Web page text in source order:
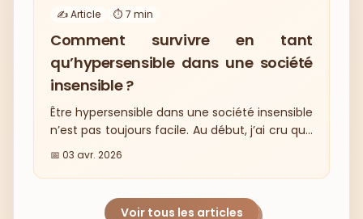
mettre des mots sur ce que je ressens face
aux normes et aux attentes des autres.
✍️ Article ⏱️ 7 min
Comment survivre en tant
qu’hypersensible dans une société
insensible ?
Être hypersensible dans une société insensible
n’est pas toujours facile. Au début, j’ai cru que
ma sensibilité était un défaut, un
faisait partie intégrante de moi. Dans cet
article, je partage mon cheminement :
📅 03 avr. 2026
Voir tous les articles